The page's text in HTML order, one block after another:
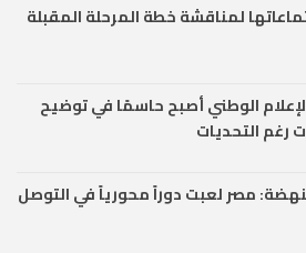
لمناقشة خطة المرحلة المقبلة
الوطني أصبح حاسمًا في توضيح
رغم التحديات
مصر لعبت دوراً محورياً في التوصل